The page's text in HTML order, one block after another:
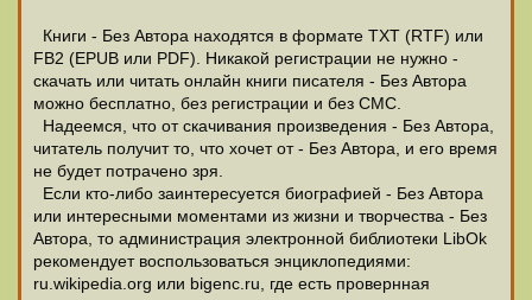
Книги - Без Автора находятся в формате ТХТ (RTF) или
FB2 (EPUB или PDF). Никакой регистрации не нужно -
скачать или читать онлайн книги писателя - Без Автора
можно бесплатно, без регистрации и без СМС.
Надеемся, что от скачивания произведения - Без Автора,
читатель получит то, что хочет от - Без Автора, и его время
не будет потрачено зря.
Если кто-либо заинтересуется биографией - Без Автора
или интересными моментами из жизни и творчества - Без
Автора, то администрация электронной библиотеки LibOk
рекомендует воспользоваться энциклопедиями:
ru.wikipedia.org или bigenc.ru, где есть провернная